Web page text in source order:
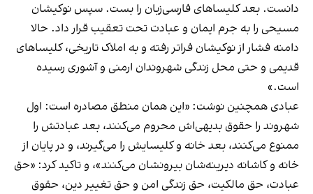
دانست. بعد کلیساهای فارسی‌زبان را بست. سپس نوکیشان
مسیحی را به جرم ایمان و عبادت تحت تعقیب قرار داد. حالا
دامنه‌ فشار از نوکیشان فراتر رفته و به املاک تاریخی، کلیساهای
قدیمی و حتی محل زندگی شهروندان ارمنی و آشوری رسیده
است.»
عبادی همچنین نوشت: «این همان منطق مصادره است: اول
شهروند را حقوق بدیهی‌اش محروم می‌کنند، بعد عبادتش را
ممنوع می‌کنند، بعد خانه و کلیسایش را می‌گیرند، و در پایان از
خانه و کاشانه دیرینه‌شان بیرونشان می‌کنند»، و تاکید کرد: «حق
عبادت، حق مالکیت، حق زندگی امن و حق تغییر دین، حقوق